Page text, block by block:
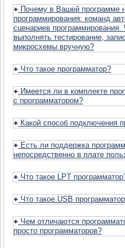
Почему в Вашей программе
программирования: команд
сценариев
выполнять тестирование,
микросхемы вручную?
Что такое программатор?
Имеется ли в комплекте
с программатором?
Какой способ подключения
Есть ли поддержка
непосредственно в плате
Что такое LPT
Что такое USB
Чем отличаются
просто программаторов?